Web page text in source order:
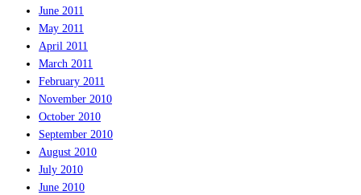
June 2011
May 2011
April 2011
March 2011
February 2011
November 2010
October 2010
September 2010
August 2010
July 2010
June 2010